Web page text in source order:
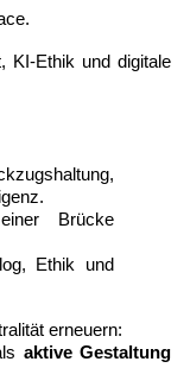
KI-Ethik und digitale
Brücke
Ethik und
erneuern:
aktive Gestaltung